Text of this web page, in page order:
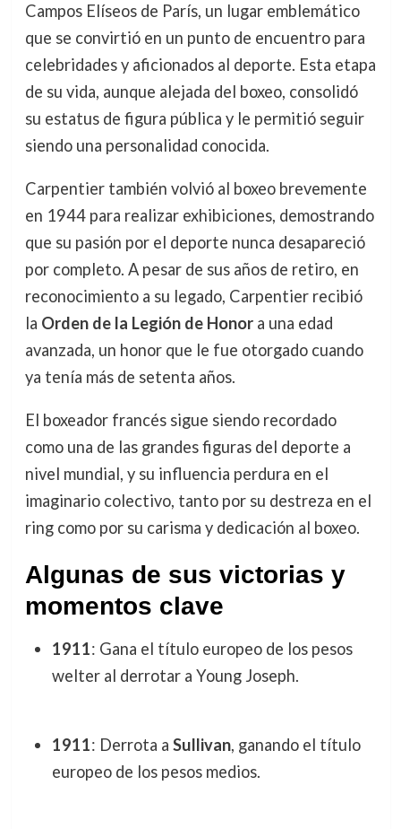
Campos Elíseos de París, un lugar emblemático
que se convirtió en un punto de encuentro para
celebridades y aficionados al deporte. Esta etapa
de su vida, aunque alejada del boxeo, consolidó
su estatus de figura pública y le permitió seguir
siendo una personalidad conocida.
Carpentier también volvió al boxeo brevemente
en 1944 para realizar exhibiciones, demostrando
que su pasión por el deporte nunca desapareció
por completo. A pesar de sus años de retiro, en
reconocimiento a su legado, Carpentier recibió
la Orden de la Legión de Honora una edad
avanzada, un honor que le fue otorgado cuando
ya tenía más de setenta años.
El boxeador francés sigue siendo recordado
como una de las grandes figuras del deporte a
nivel mundial, y su influencia perdura en el
imaginario colectivo, tanto por su destreza en el
ring como por su carisma y dedicación al boxeo.
Algunas de sus victorias y
momentos clave
1911: Gana el título europeo de los pesos
welter al derrotar a Young Joseph.
1911: Derrota a Sullivan, ganando el título
europeo de los pesos medios.